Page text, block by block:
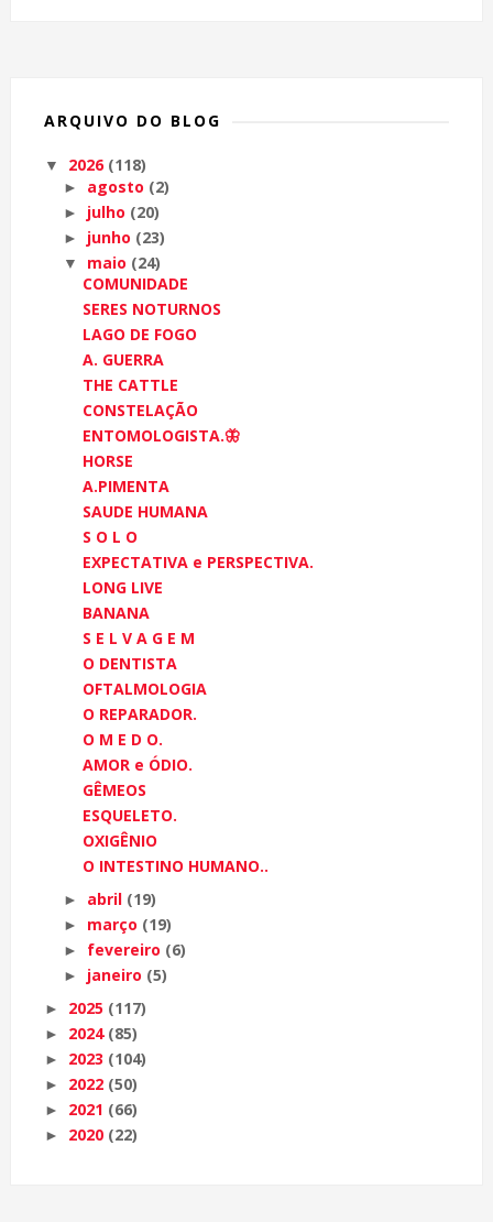
ARQUIVO DO BLOG
▼ 2026 (118)
► agosto (2)
► julho (20)
► junho (23)
▼ maio (24)
COMUNIDADE
SERES NOTURNOS
LAGO DE FOGO
A. GUERRA
THE CATTLE
CONSTELAÇÃO
ENTOMOLOGISTA.🦋
HORSE
A.PIMENTA
SAUDE HUMANA
S O L O
EXPECTATIVA e PERSPECTIVA.
LONG LIVE
BANANA
S E L V A G E M
O DENTISTA
OFTALMOLOGIA
O REPARADOR.
O M E D O.
AMOR e ÓDIO.
GÊMEOS
ESQUELETO.
OXIGÊNIO
O INTESTINO HUMANO..
► abril (19)
► março (19)
► fevereiro (6)
► janeiro (5)
► 2025 (117)
► 2024 (85)
► 2023 (104)
► 2022 (50)
► 2021 (66)
► 2020 (22)